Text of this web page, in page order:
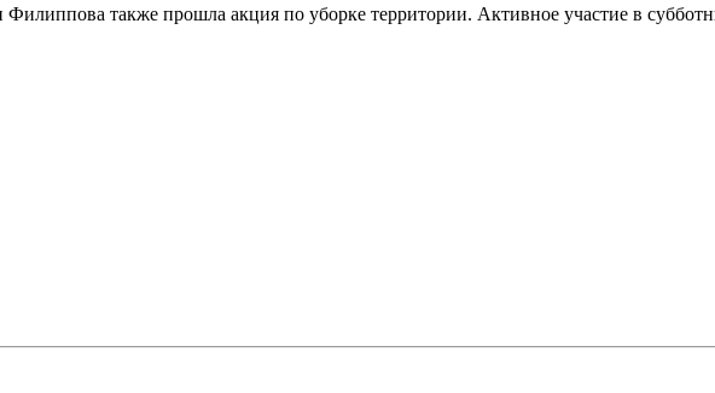
также прошла акция по уборке территории. Активное участие в